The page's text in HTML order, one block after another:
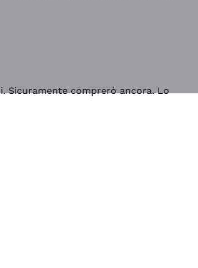
Sicuramente comprerò ancora. Lo